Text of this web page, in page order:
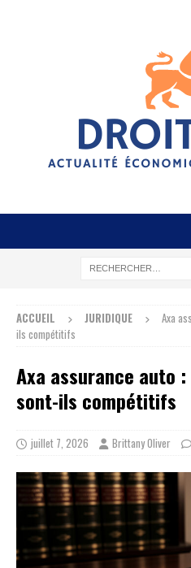
ACCUEIL JURIDIQUE
Axa
ils compétitifs
Axa assurance auto
sont-ils compétitifs
juillet 7, 2026 Brittany Oliver